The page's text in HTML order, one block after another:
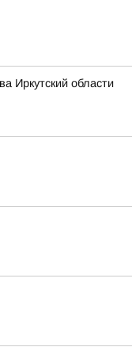
Иркутский области